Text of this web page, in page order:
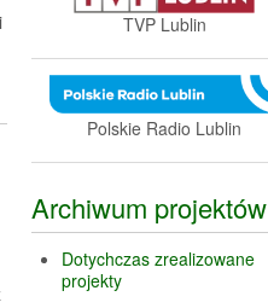
TVP Lublin
Polskie Radio Lublin
Archiwum projektów
Dotychczas zrealizowane
projekty